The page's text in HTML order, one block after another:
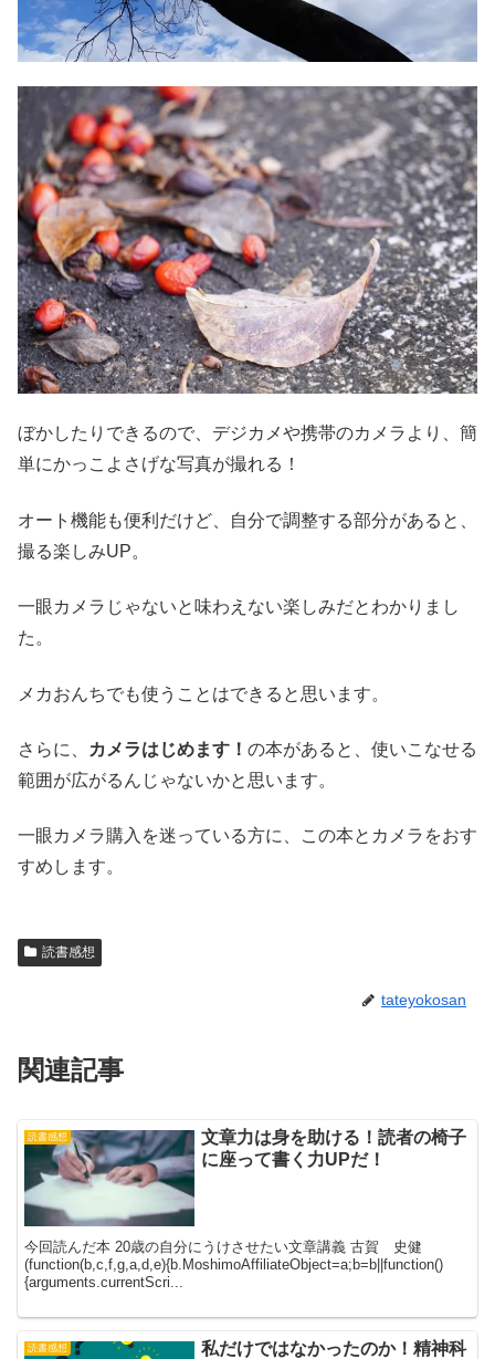
ぼかしたりできるので、デジカメや携帯のカメラより、簡
単にかっこよさげな写真が撮れる！
オート機能も便利だけど、自分で調整する部分があると、
撮る楽しみUP。
一眼カメラじゃないと味わえない楽しみだとわかりまし
た。
メカおんちでも使うことはできると思います。
さらに、 カメラはじめます！ の本があると、使いこなせる
範囲が広がるんじゃないかと思います。
一眼カメラ購入を迷っている方に、この本とカメラをおす
すめします。
読書感想
tateyokosan
関連記事
読書感想
文章力は身を助ける！読者の椅子
に座って書く力UPだ！
今回読んだ本 20歳の自分にうけさせたい文章講義 古賀 史健
(function(b,c,f,g,a,d,e){b.MoshimoAffiliateObject=a;b=b||function()
{arguments.currentScri...
読書感想
私だけではなかったのか！精神科